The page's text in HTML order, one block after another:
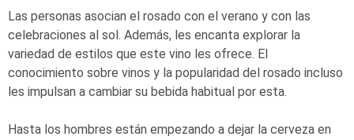
Las personas asocian el rosado con el verano y con las
celebraciones al sol. Además, les encanta explorar la
variedad de estilos que este vino les ofrece. El
conocimiento sobre vinos y la popularidad del rosado incluso
les impulsan a cambiar su bebida habitual por esta.
Hasta los hombres están empezando a dejar la cerveza en